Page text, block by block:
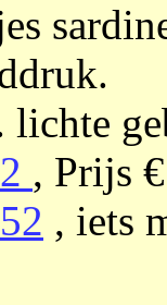
lichte
, Prijs
, iets